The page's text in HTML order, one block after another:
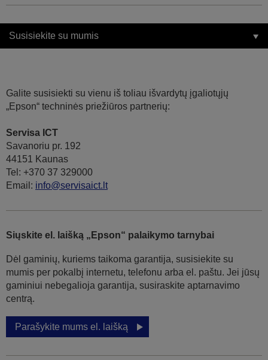
Susisiekite su mumis
Galite susisiekti su vienu iš toliau išvardytų įgaliotųjų
„Epson“ techninės priežiūros partnerių:
Servisa ICT
Savanoriu pr. 192
44151 Kaunas
Tel: +370 37 329000
Email: info@servisaict.lt
Siųskite el. laišką „Epson“ palaikymo tarnybai
Dėl gaminių, kuriems taikoma garantija, susisiekite su
mumis per pokalbį internetu, telefonu arba el. paštu. Jei jūsų
gaminiui nebegalioja garantija, susiraskite aptarnavimo
centrą.
Parašykite mums el. laišką